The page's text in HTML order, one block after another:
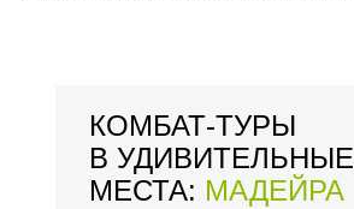
КОМБАТ-ТУРЫ
В УДИВИТЕЛЬНЫЕ
МЕСТА: МАДЕЙРА